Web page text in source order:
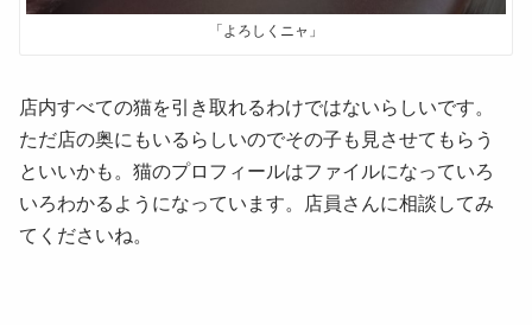
「よろしくニャ」
店内すべての猫を引き取れるわけではないらしいです。
ただ店の奥にもいるらしいのでその子も見させてもらう
といいかも。猫のプロフィールはファイルになっていろ
いろわかるようになっています。店員さんに相談してみ
てくださいね。